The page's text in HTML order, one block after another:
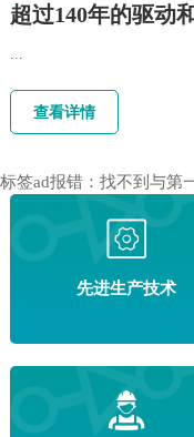
超过140年的驱动
查看详情
标签ad报错：找不到与第
先进生产技术
4.我们的工作时间